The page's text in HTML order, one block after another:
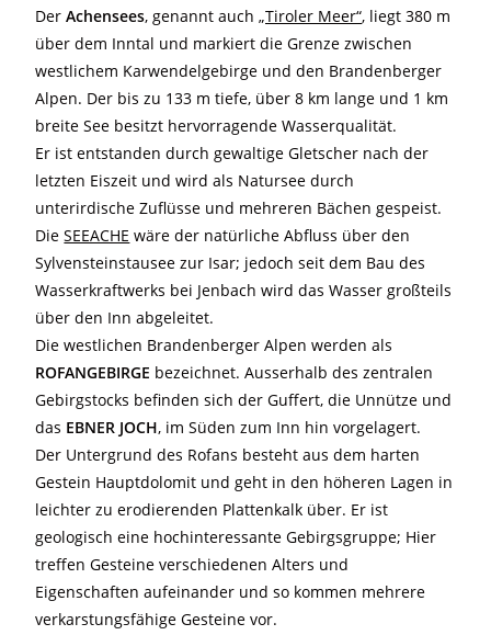
DerAchensees, genannt auch„Tiroler Meer“, liegt 380 m
über dem Inntal und markiert die Grenze zwischen
westlichem Karwendelgebirge und den Brandenberger
Alpen. Der bis zu 133 m tiefe, über 8 km lange und 1 km
breite See besitzt hervorragende Wasserqualität.
Er ist entstanden durch gewaltige Gletscher nach der
letzten Eiszeit und wird als Natursee durch
unterirdische Zuflüsse und mehreren Bächen gespeist.
DieSEEACHE wäre der natürliche Abfluss über den
Sylvensteinstausee zur Isar; jedoch seit dem Bau des
Wasserkraftwerks bei Jenbach wird das Wasser großteils
über den Inn abgeleitet.
Die westlichen Brandenberger Alpen werden als
ROFANGEBIRGE bezeichnet. Ausserhalb des zentralen
Gebirgstocks befinden sich der Guffert, die Unnütze und
das EBNER JOCH, im Süden zum Inn hin vorgelagert.
Der Untergrund des Rofans besteht aus dem harten
Gestein Hauptdolomit und geht in den höheren Lagen in
leichter zu erodierenden Plattenkalk über. Er ist
geologisch eine hochinteressante Gebirgsgruppe; Hier
treffen Gesteine verschiedenen Alters und
Eigenschaften aufeinander und so kommen mehrere
verkarstungsfähige Gesteine vor.